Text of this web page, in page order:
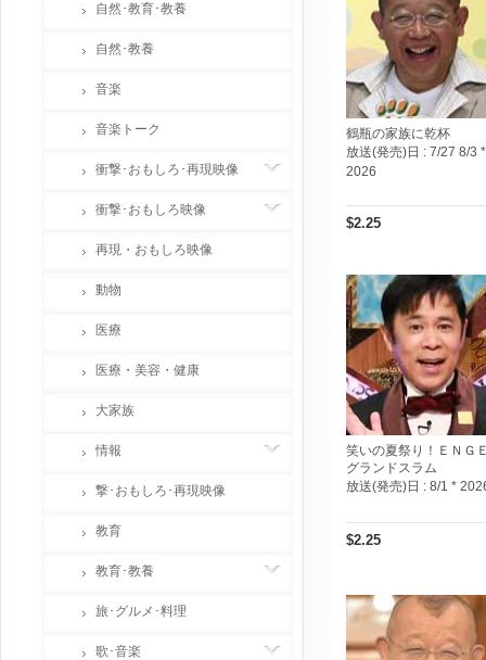
鶴瓶の家族に乾杯
放送(発売)日 : 7/27 8/3 *
2026
$2.25
笑いの夏祭り！ＥＮＧ
グランドスラム
放送(発売)日 : 8/1 *
$2.25
自然･教育･教養
自然･教養
音楽
音楽トーク
衝撃･おもしろ･再現映像
衝撃･おもしろ映像
再現・おもしろ映像
動物
医療
医療・美容・健康
大家族
情報
撃･おもしろ･再現映像
教育
教育･教養
旅･グルメ･料理
歌･音楽